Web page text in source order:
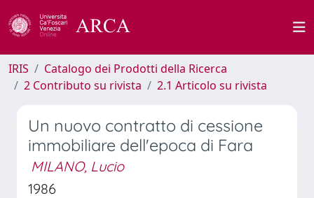
IRIS
Catalogo dei Prodotti della Ricerca
2 Contributo su rivista
2.1 Articolo su rivista
Un nuovo contratto di cessione
immobiliare dell'epoca di Fara
MILANO, Lucio
1986